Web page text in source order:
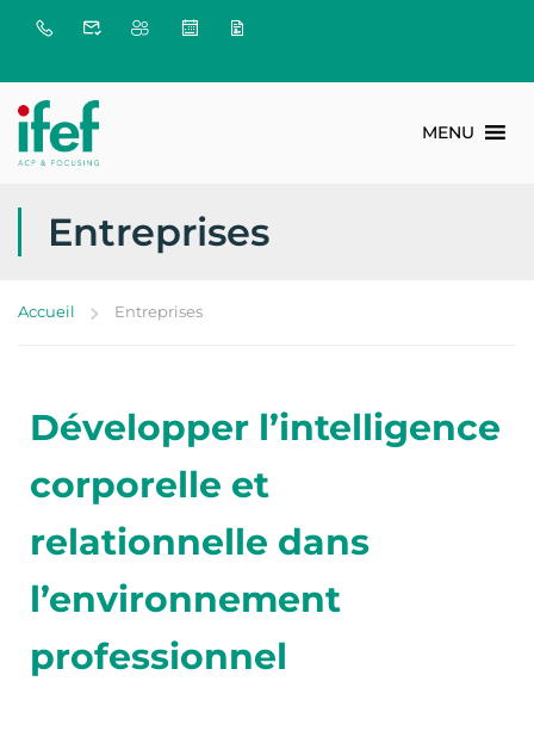
MENU
Entreprises
Accueil Entreprises
Développer l’intelligence
corporelle et
relationnelle dans
l’environnement
professionnel